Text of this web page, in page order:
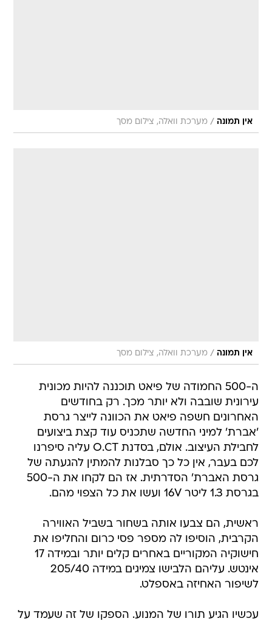
אין תמונה / מערכת וואלה, צילום מסך
אין תמונה / מערכת וואלה, צילום מסך
ה-500 החמודה של פיאט תוכננה להיות מכונית
עירונית שובבה ולא יותר מכך. רק בחודשים
האחרונים חשפה פיאט את הכוונה לייצר גרסת
'אברת' למיני החדשה שתכניס עוד קצת ביצועים
לחבילת העיצוב. אולם, בסדנת O.CT עליה סיפרנו
לכם בעבר, אין כל כך סבלנות להמתין להגעתה של
גרסת האברת' הסדרתית. אז הם לקחו את ה-500
בגרסת 1.3 ליטר 16V ועשו את כל הצפוי מהם.
ראשית, הם צבעו אותה בשחור בשביל האווירה
הקרבית, הוסיפו לה מספר פסי כרום והחליפו את
חישוקיה המקוריים באחרים קלים יותר ובמידה 17
אינטש. עליהם הלבישו צמיגים במידה 205/40
לשיפור האחיזה באספלט.
עכשיו הגיע תורו של המנוע. הספקו של זה שעמד על